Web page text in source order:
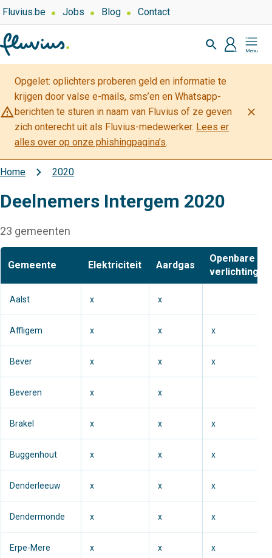
Overslaan
en
naar
de
inhoud
gaan
Top
navigation
Over
Fluvius.be Jobs Blog Contact
Zoeken
profiel
Mijn
Fluvius
warning_amber
Opgelet: oplichters proberen geld en informatie te
krijgen door valse e-mails, sms’en en Whatsapp-
berichten te sturen in naam van Fluvius of ze geven
zich onterecht uit als Fluvius-medewerker. Lees er
alles over op onze phishingpagina’s.
close
Kruimelpad
Home 2020
Deelnemers Intergem 2020
23 gemeenten
Gemeente Elektriciteit Aardgas
Openbare
verlichting
Aalst x x
Affligem x x x
Bever x x x
Beveren x x
Brakel x x x
Buggenhout x x x
Denderleeuw x x x
Dendermonde x x x
Erpe-Mere x x x